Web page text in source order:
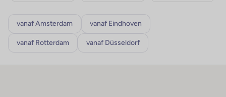
vanaf Amsterdam vanaf Eindhoven
vanaf Rotterdam vanaf Düsseldorf